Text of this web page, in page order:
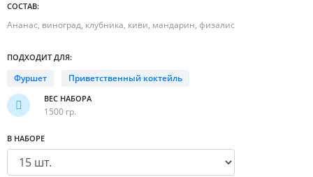
СОСТАВ:
Ананас, виноград, клубника, киви, мандарин, физалис
ПОДХОДИТ ДЛЯ:
Фуршет Приветственный коктейль
ВЕС НАБОРА
1500 гр.
В НАБОРЕ